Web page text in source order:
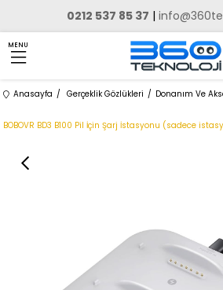
0212 537 85 37 |
MENU
Anasayfa Gerçeklik Gözlükleri Donanım Ve
BOBOVR BD3 B100 Pil İçin Şarj İstasyonu (sadece